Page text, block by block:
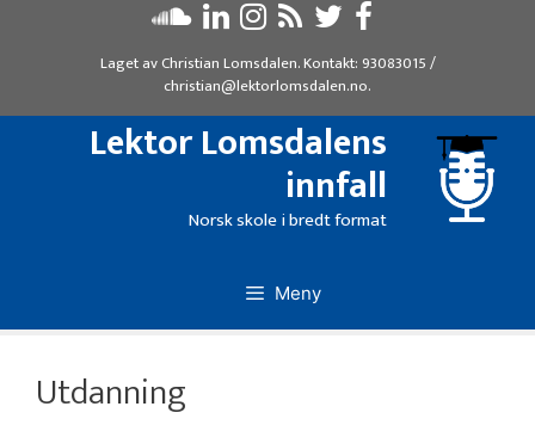
Laget avChristian Lomsdalen. Kontakt: 93083015/
christian@lektorlomsdalen.no.
Lektor Lomsdalens
innfall
Norsk skole i bredt format
Meny
Utdanning